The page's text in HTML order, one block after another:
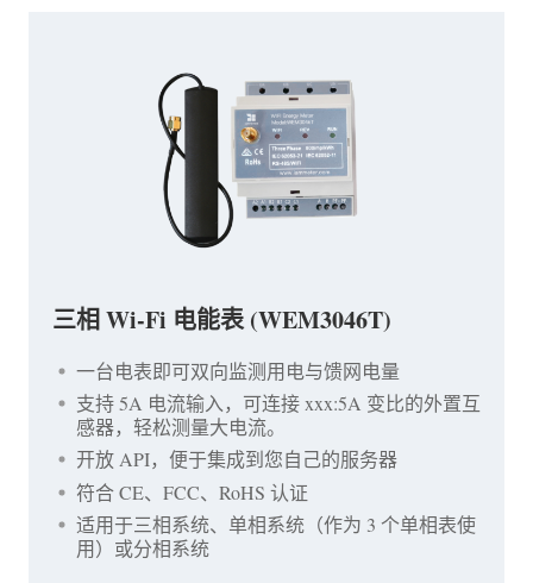
三相 Wi-Fi 电能表 (WEM3046T)
一台电表即可双向监测用电与馈网电量
支持 5A 电流输入，可连接 xxx:5A 变比的外置互
感器，轻松测量大电流。
开放 API，便于集成到您自己的服务器
符合 CE、FCC、RoHS 认证
适用于三相系统、单相系统（作为 3 个单相表使
用）或分相系统